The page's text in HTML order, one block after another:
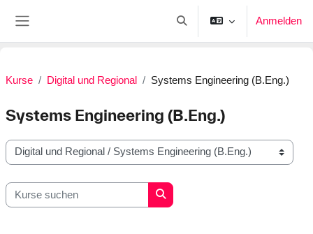
Sucheingabe umschalten
Anmelden
Kurse Digital und Regional Systems Engineering (B.Eng.)
Systems Engineering (B.Eng.)
Kursbereiche
Kurse suchen
Kurse suchen